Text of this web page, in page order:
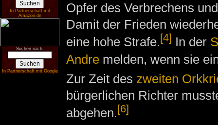
In Partnerschaft mit
Amazon.de
Suchen nach:
In Partnerschaft mit Google
Opfer des Verbrechens
Damit der Frieden
eine hohe Strafe.[4] In der
Andremelden, wenn sie
Zur Zeit des zweiten
bürgerlichen Richter
abgehen.[6]